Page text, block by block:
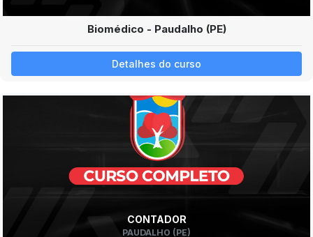
Biomédico - Paudalho (PE)
Detalhes do curso
CONTADOR
PAUDALHO (PE)